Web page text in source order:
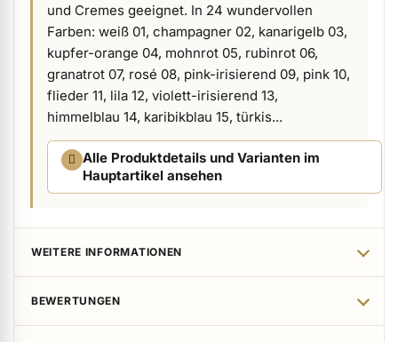
Verpackungen & Verkaufshilfen anzeigen
Kundenpräsente anzeigen
und Cremes geeignet. In 24 wundervollen
Farben: weiß 01, champagner 02, kanarigelb 03,
kupfer-orange 04, mohnrot 05, rubinrot 06,
granatrot 07, rosé 08, pink-irisierend 09, pink 10,
flieder 11, lila 12, violett-irisierend 13,
himmelblau 14, karibikblau 15, türkis...
Alle Produktdetails und Varianten im
Hauptartikel ansehen
WEITERE INFORMATIONEN
BEWERTUNGEN